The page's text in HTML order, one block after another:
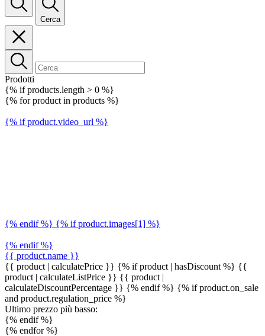
Cerca
Prodotti
{% if products.length > 0 %}
{% for product in products %}
{% if product.video_url %}
{% endif %} {% if product.images[1] %}
{% endif %}
{{ product.name }}
{{ product | calculatePrice }} {% if product | hasDiscount %} {{
product | calculateListPrice }} {{ product |
calculateDiscountPercentage }} {% endif %} {% if product.on_sale
and product.regulation_price %}
Ultimo prezzo più basso:
{% endif %}
{% endfor %}